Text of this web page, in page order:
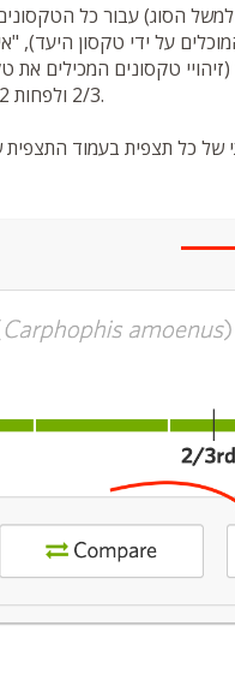
: עבור כל הטקסונים המזוהים והטקסונים המכילים אותם (למשל הסוג
על ידי טקסון היעד),
טקסונים המכילים
2/3 ולפחות 2 זיהויים, ייבחר הטקסון בעל הדרגה הנמוכה ביותר.